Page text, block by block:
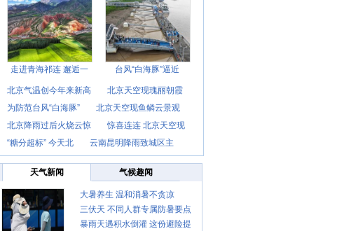
走进青海祁连 邂逅一 台风“白海豚”逼近
北京气温创今年来新高
北京天空现瑰丽朝霞
为防范台风“白海豚”
北京天空现鱼鳞云景观
北京降雨过后火烧云惊
惊喜连连 北京天空现
“糖分超标” 今天北
云南昆明降雨致城区主
天气新闻 气候趣闻
大暑养生 温和消暑不贪凉
三伏天 不同人群专属防暑要点
请收好
暴雨天遇积水倒灌 这份避险提